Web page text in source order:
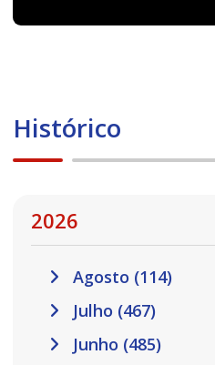
Histórico
2026
Agosto (114)
Julho (467)
Junho (485)